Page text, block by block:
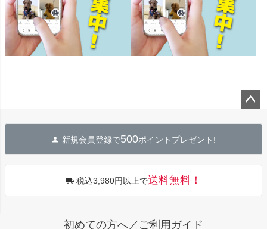
へ
新規会員登録で500ポイントプレゼント!
税込3,980円以上で送料無料！
初めての方へ／ご利用ガイド